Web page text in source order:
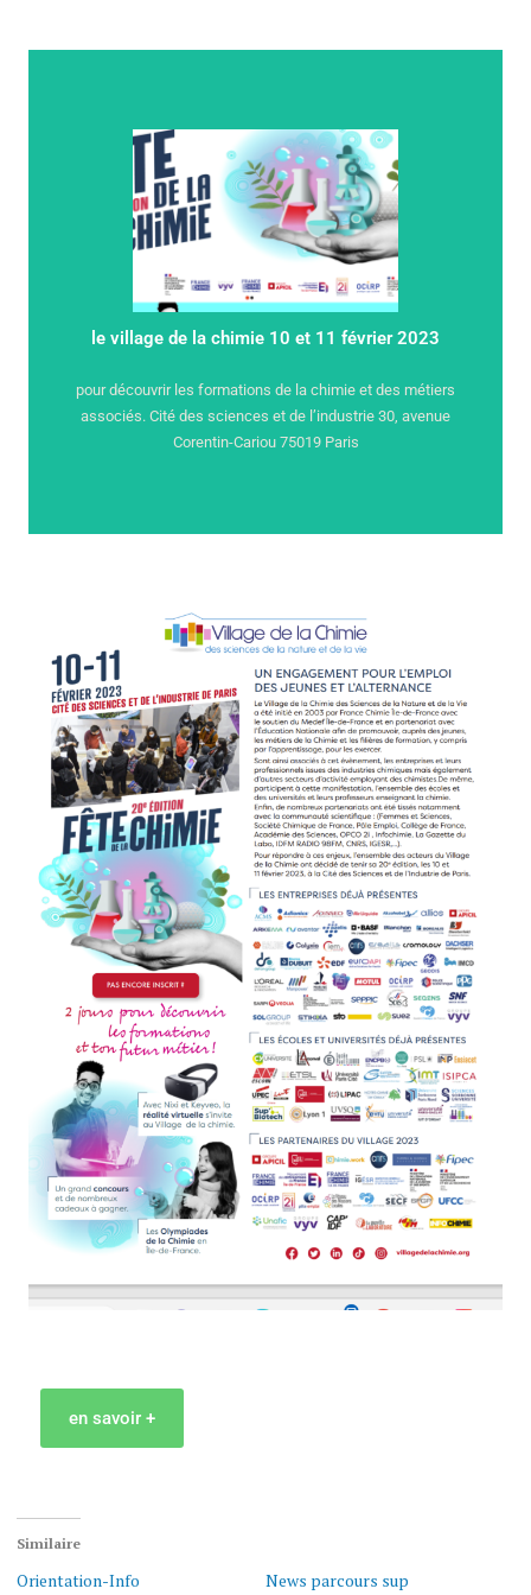
le village de la chimie 10 et 11 février 2023
pour découvrir les formations de la chimie et des métiers
associés. Cité des sciences et de l’industrie 30, avenue
Corentin-Cariou 75019 Paris
*Le village de la chimie
de 9h à 17h le vendredi 10 février de 10h à17 h le
samedi 11 février SUR INSCRIPTION entrée libre
en savoir +
en savoir +
Similaire
Orientation-Info
News parcours sup